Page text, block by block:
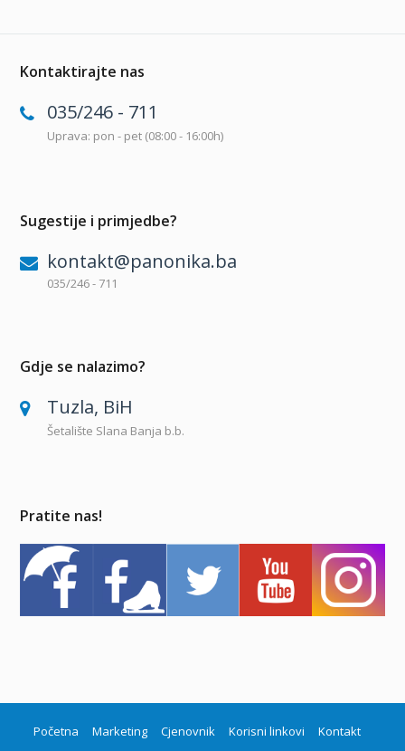
Kontaktirajte nas
035/246 - 711
Uprava: pon - pet (08:00 - 16:00h)
Sugestije i primjedbe?
kontakt@panonika.ba
035/246 - 711
Gdje se nalazimo?
Tuzla, BiH
Šetalište Slana Banja b.b.
Pratite nas!
Početna Marketing Cjenovnik Korisni linkovi Kontakt